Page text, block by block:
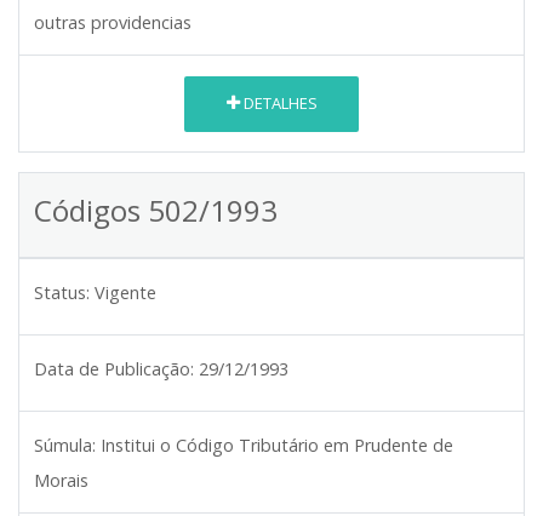
outras providencias
DETALHES
Códigos 502/1993
Status: Vigente
Data de Publicação: 29/12/1993
Súmula: Institui o Código Tributário em Prudente de
Morais